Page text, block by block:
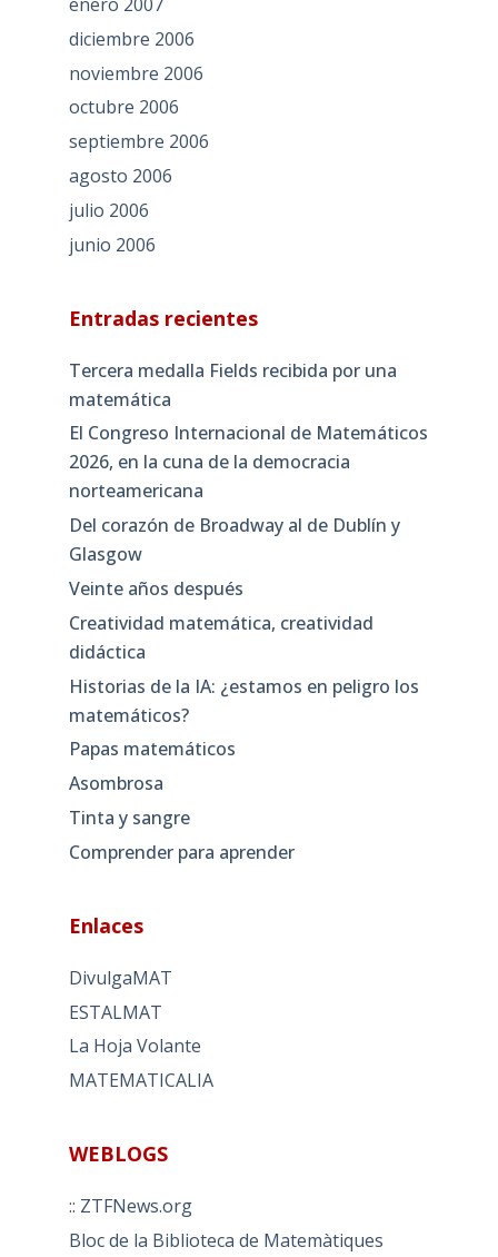
diciembre 2006
noviembre 2006
octubre 2006
septiembre 2006
agosto 2006
julio 2006
junio 2006
Entradas recientes
Tercera medalla Fields recibida por una
matemática
El Congreso Internacional de Matemáticos
2026, en la cuna de la democracia
norteamericana
Del corazón de Broadway al de Dublín y
Glasgow
Veinte años después
Creatividad matemática, creatividad
didáctica
Historias de la IA: ¿estamos en peligro los
matemáticos?
Papas matemáticos
Asombrosa
Tinta y sangre
Comprender para aprender
Enlaces
DivulgaMAT
ESTALMAT
La Hoja Volante
MATEMATICALIA
WEBLOGS
:: ZTFNews.org
Bloc de la Biblioteca de Matemàtiques